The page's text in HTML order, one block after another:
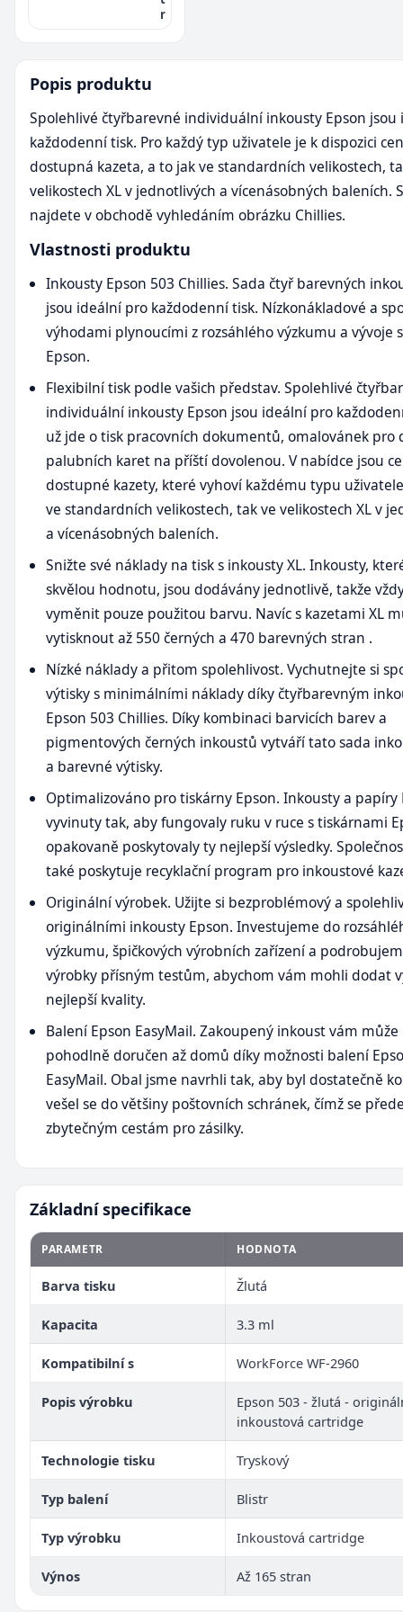
r
Popis produktu
Spolehlivé čtyřbarevné individuální inkousty Epson jsou
každodenní tisk. Pro každý typ uživatele je k dispozici
dostupná kazeta, a to jak ve standardních velikostech,
velikostech XL v jednotlivých a vícenásobných baleních.
najdete v obchodě vyhledáním obrázku Chillies.
Vlastnosti produktu
Inkousty Epson 503 Chillies. Sada čtyř barevných
jsou ideální pro každodenní tisk. Nízkonákladové a
výhodami plynoucími z rozsáhlého výzkumu a vývoje
Epson.
Flexibilní tisk podle vašich představ. Spolehlivé
individuální inkousty Epson jsou ideální pro
už jde o tisk pracovních dokumentů, omalovánek pro
palubních karet na příští dovolenou. V nabídce jsou
dostupné kazety, které vyhoví každému typu
ve standardních velikostech, tak ve velikostech XL v
a vícenásobných baleních.
Snižte své náklady na tisk s inkousty XL. Inkousty,
skvělou hodnotu, jsou dodávány jednotlivě, takže
vyměnit pouze použitou barvu. Navíc s kazetami XL
vytisknout až 550 černých a 470 barevných stran .
Nízké náklady a přitom spolehlivost. Vychutnejte si
výtisky s minimálními náklady díky čtyřbarevným
Epson 503 Chillies. Díky kombinaci barvicích barev a
pigmentových černých inkoustů vytváří tato sada
a barevné výtisky.
Optimalizováno pro tiskárny Epson. Inkousty a papíry
vyvinuty tak, aby fungovaly ruku v ruce s tiskárnami
opakovaně poskytovaly ty nejlepší výsledky.
také poskytuje recyklační program pro inkoustové
Originální výrobek. Užijte si bezproblémový a
originálními inkousty Epson. Investujeme do
výzkumu, špičkových výrobních zařízení a
výrobky přísným testům, abychom vám mohli dodat
nejlepší kvality.
Balení Epson EasyMail. Zakoupený inkoust vám
pohodlně doručen až domů díky možnosti balení
EasyMail. Obal jsme navrhli tak, aby byl dostatečně
vešel se do většiny poštovních schránek, čímž se
zbytečným cestám pro zásilky.
Základní specifikace
PARAMETR HODNOTA
Barva tisku Žlutá
Kapacita 3.3 ml
Kompatibilní s WorkForce WF-2960
Popis výrobku
Epson 503 - žlutá -
inkoustová cartridge
Technologie tisku Tryskový
Typ balení Blistr
Typ výrobku Inkoustová cartridge
Výnos Až 165 stran